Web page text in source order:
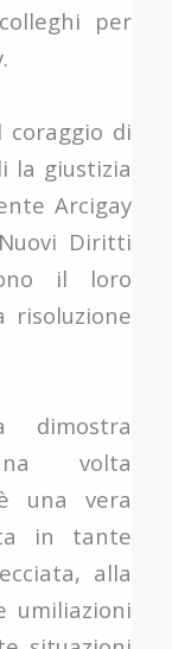
per
coraggio di
la giustizia
Arcigay
Diritti
il loro
risoluzione
dimostra
volta
una vera
in tante
alla
umiliazioni